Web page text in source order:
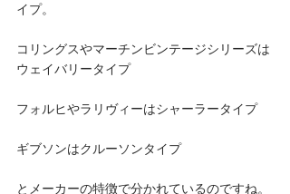
イプ。
コリングスやマーチンビンテージシリーズは
ウェイバリータイプ
フォルヒやラリヴィーはシャーラータイプ
ギブソンはクルーソンタイプ
とメーカーの特徴で分かれているのですね。